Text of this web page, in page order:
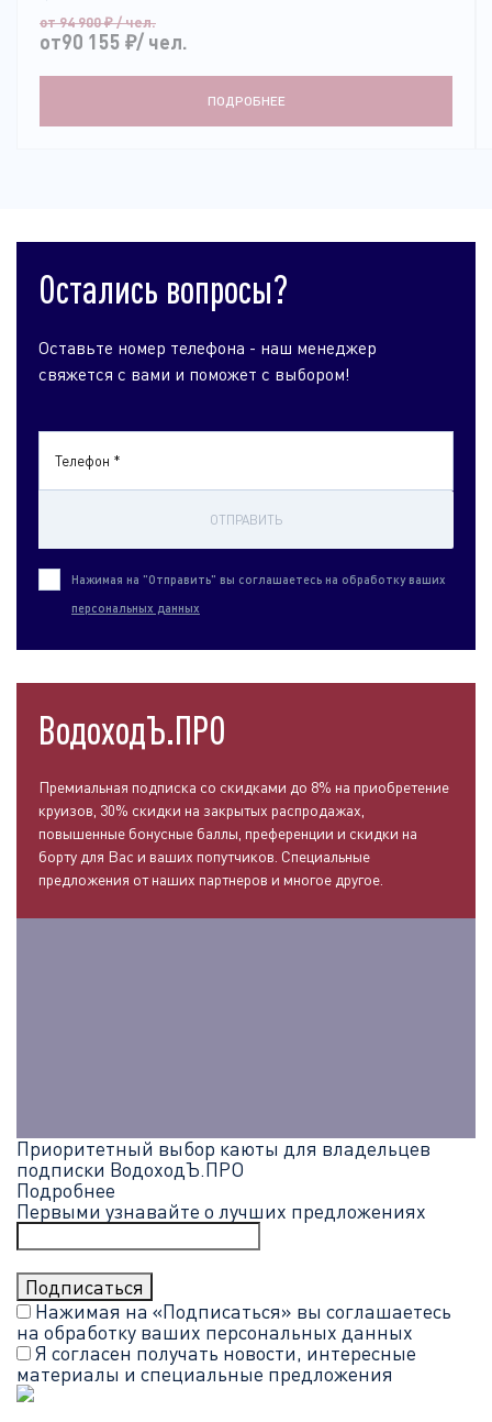
от 94 900₽/ чел.
от90 155 ₽/ чел.
ПОДРОБНЕЕ
Остались вопросы?
Оставьте номер телефона - наш менеджер
свяжется с вами и поможет с выбором!
Телефон *
ОТПРАВИТЬ
Нажимая на "Отправить" вы соглашаетесь на обработку ваших
персональных данных
ВодоходЪ.ПРО
Премиальная подписка со скидками до 8% на приобретение
круизов, 30% скидки на закрытых распродажах,
повышенные бонусные баллы, преференции и скидки на
борту для Вас и ваших попутчиков. Специальные
предложения от наших партнеров и многое другое.
Приоритетный выбор каюты для владельцев
подписки ВодоходЪ.ПРО
Подробнее
Первыми узнавайте о лучших предложениях
Нажимая на «Подписаться» вы соглашаетесь
на обработку ваших персональных данных
Я согласен получать новости, интересные
материалы и специальные предложения